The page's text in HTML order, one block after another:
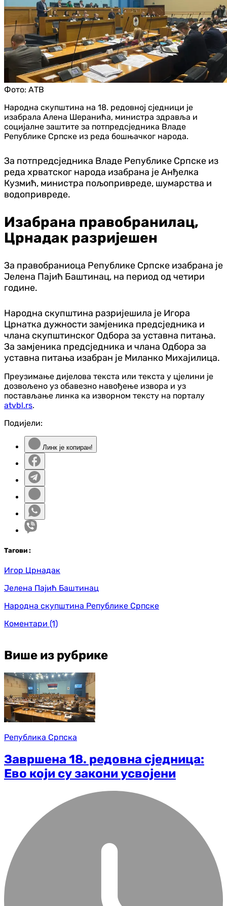
Фото: АТВ
Народна скупштина на 18. редовној сједници је
изабрала Алена Шеранића, министра здравља и
социјалне заштите за потпредсједника Владе
Републике Српске из реда бошњачког народа.
За потпредсједника Владе Републике Српске из
реда хрватског народа изабрана је Анђелка
Кузмић, министра пољопривреде, шумарства и
водопривреде.
Изабрана правобранилац,
Црнадак разријешен
За правобраниоца Републике Српске изабрана је
Јелена Пајић Баштинац, на период од четири
године.
Народна скупштина разријешила је Игора
Црнатка дужности замјеника предсједника и
члана скупштинског Одбора за уставна питања.
За замјеника предсједника и члана Одбора за
уставна питања изабран је Миланко Михајилица.
Преузимање дијелова текста или текста у цјелини је
дозвољено уз обавезно навођење извора и уз
постављање линка ка изворном тексту на порталу
atvbl.rs.
Подијели:
Линк је копиран!
Тагови :
Игор Црнадак
Јелена Пајић Баштинац
Народна скупштина Републике Српске
Коментари (1)
Више из рубрике
Република Српска
Завршена 18. редовна сједница:
Ево који су закони усвојени